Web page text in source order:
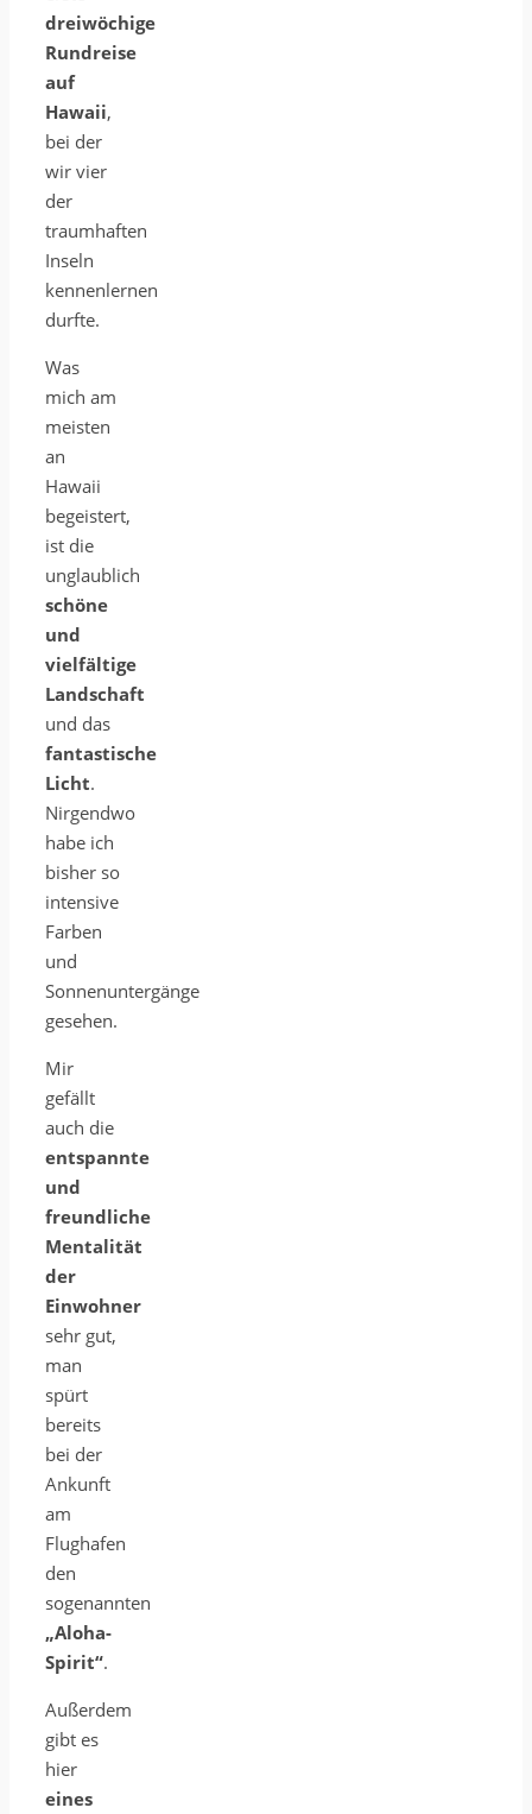
dreiwöchige
Rundreise
auf
Hawaii,
bei der
wir vier
der
traumhaften
Inseln
kennenlernen
durfte.
Was
mich am
meisten
an
Hawaii
begeistert,
ist die
unglaublich
schöne
und
vielfältige
Landschaft
und das
fantastische
Licht.
Nirgendwo
habe ich
bisher so
intensive
Farben
und
Sonnenuntergänge
gesehen.
Mir
gefällt
auch die
entspannte
und
freundliche
Mentalität
der
Einwohner
sehr gut,
man
spürt
bereits
bei der
Ankunft
am
Flughafen
den
sogenannten
„Aloha-
Spirit“.
Außerdem
gibt es
hier
eines